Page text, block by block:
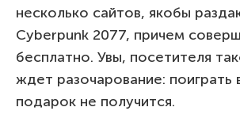
несколько сайтов, якобы
Cyberpunk 2077, причем
бесплатно. Увы, посетителя
ждет разочарование: поиграть
подарок не получится.